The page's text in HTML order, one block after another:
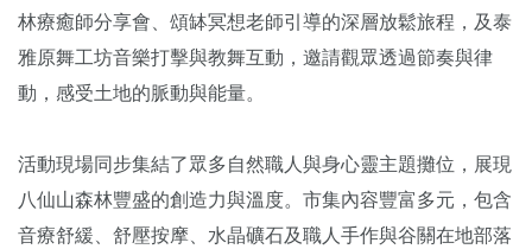
林療癒師分享會、頌缽冥想老師引導的深層放鬆旅程，及泰
雅原舞工坊音樂打擊與教舞互動，邀請觀眾透過節奏與律
動，感受土地的脈動與能量。
活動現場同步集結了眾多自然職人與身心靈主題攤位，展現
八仙山森林豐盛的創造力與溫度。市集內容豐富多元，包含
音療舒緩、舒壓按摩、水晶礦石及職人手作與谷關在地部落